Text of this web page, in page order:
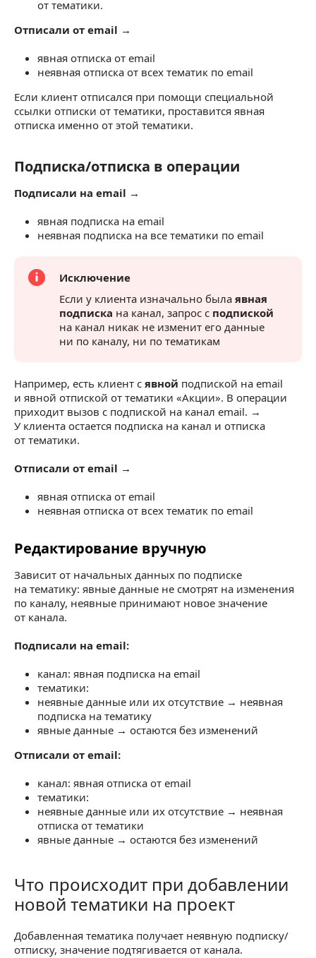
от тематики.
Отписали от email →
явная отписка от email
неявная отписка от всех тематик по email
Если клиент отписался при помощи специальной
ссылки отписки от тематики, проставится явная
отписка именно от этой тематики.
Подписка/отписка в операции
Подписка/отписка в операции
Подписали на email →
явная подписка на email
неявная подписка на все тематики по email
Исключение
Если у клиента изначально была явная
подписка на канал, запрос с подпиской
на канал никак не изменит его данные
ни по каналу, ни по тематикам
Например, есть клиент с явной подпиской на email
и явной отпиской от тематики «Акции». В операции
приходит вызов с подпиской на канал email. →
У клиента остается подписка на канал и отписка
от тематики.
Отписали от email →
явная отписка от email
неявная отписка от всех тематик по email
Редактирование вручную
Редактирование вручную
Зависит от начальных данных по подписке
на тематику: явные данные не смотрят на изменения
по каналу, неявные принимают новое значение
от канала.
Подписали на email:
канал: явная подписка на email
тематики:
неявные данные или их отсутствие → неявная
подписка на тематику
явные данные → остаются без изменений
Отписали от email:
канал: явная отписка от email
тематики:
неявные данные или их отсутствие → неявная
отписка от тематики
явные данные → остаются без изменений
Что происходит при добавлении новой
Что происходит при добавлении
новой тематики на проект
Добавленная тематика получает неявную подписку/
отписку, значение подтягивается от канала.